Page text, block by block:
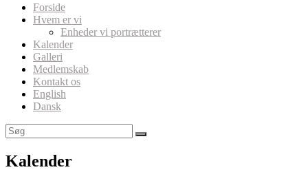
Forside
Hvem er vi
Enheder vi portrætterer
Kalender
Galleri
Medlemskab
Kontakt os
English
Dansk
Kalender